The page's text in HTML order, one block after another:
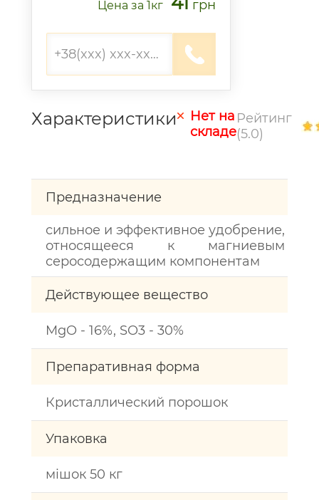
Цена за 1кг грн
Характеристики
Нет на
складе
Рейтинг
(5.0)
Предназначение
сильное и эффективное удобрение,
относящееся к магниевым
серосодержащим компонентам
Действующее вещество
MgO - 16%, SO3 - 30%
Препаративная форма
Кристаллический порошок
Упаковка
мішок 50 кг